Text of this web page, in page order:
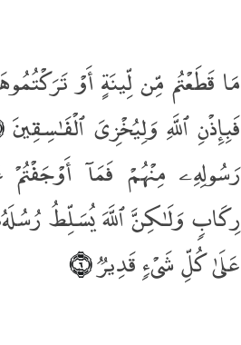
مَا قَطَعْتُم مِّن لِّينَةٍ أَوْ
فَبِإِذْنِ ٱللَّهِ وَلِيُخْزِىَ ٱلْفَـٰسِقِينَ
رَسُولِهِۦ مِنْهُمْ فَمَآ
رِكَابٍۢ وَلَـٰكِنَّ ٱللَّهَ يُسَلِّطُ
عَلَىٰ كُلِّ شَىْءٍۢ قَدِيرٌۭ﴿٦﴾